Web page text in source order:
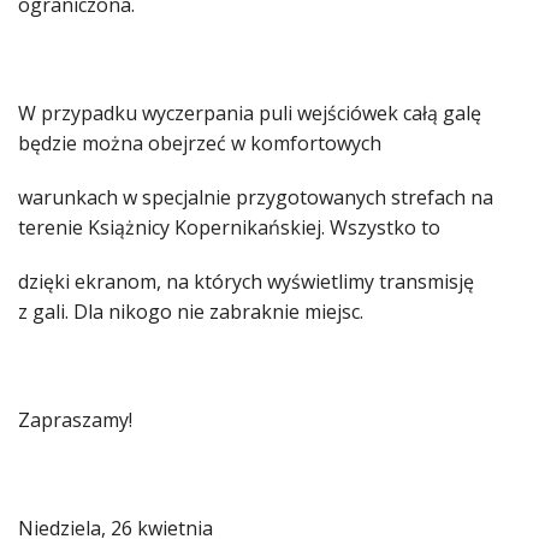
ograniczona.
W przypadku wyczerpania puli wejściówek całą galę
będzie można obejrzeć w komfortowych
warunkach w specjalnie przygotowanych strefach na
terenie Książnicy Kopernikańskiej. Wszystko to
dzięki ekranom, na których wyświetlimy transmisję
z gali. Dla nikogo nie zabraknie miejsc.
Zapraszamy!
Niedziela, 26 kwietnia